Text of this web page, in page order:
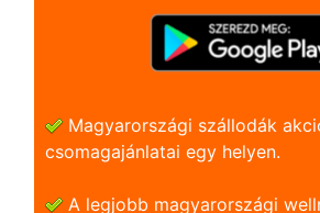
Magyarországi szállodák
csomagajánlatai egy helyen.
A legjobb magyarországi